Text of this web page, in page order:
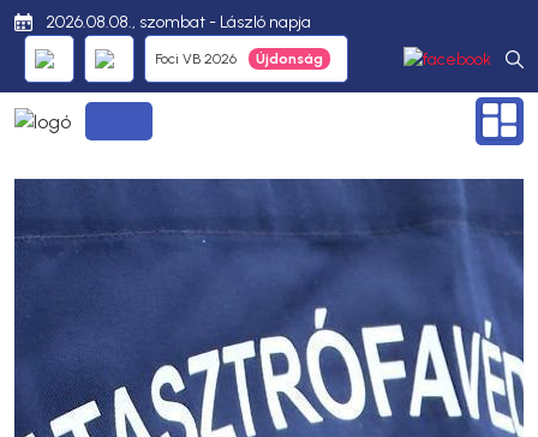
2026.08.08., szombat - László napja
Foci VB 2026